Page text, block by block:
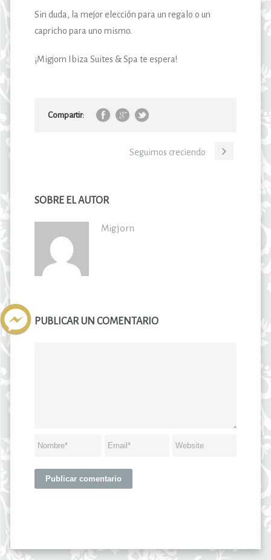
Sin duda, la mejor elección para un regalo o un
capricho para uno mismo.
¡Migjorn Ibiza Suites & Spa te espera!
Compartir:
Seguimos creciendo
SOBRE EL AUTOR
Migjorn
PUBLICAR UN COMENTARIO